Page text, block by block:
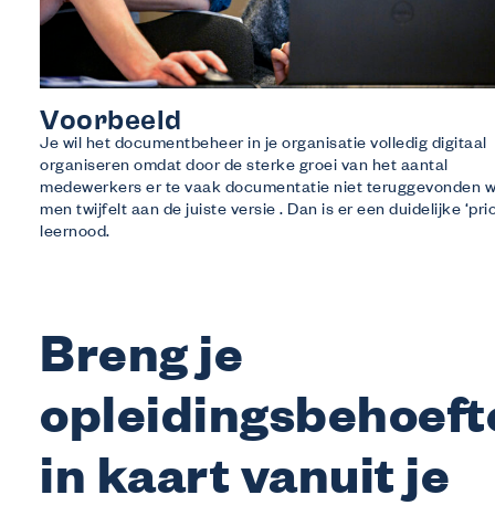
Voorbeeld
Je wil het documentbeheer in je organisatie volledig digitaal
organiseren omdat door de sterke groei van het aantal
medewerkers er te vaak documentatie niet teruggevonden
men twijfelt aan de juiste versie . Dan is er een duidelijke
leernood.
Breng je
in kaart vanuit je